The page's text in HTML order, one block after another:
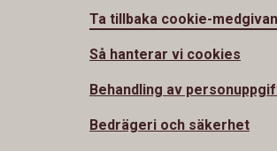
Ta tillbaka cookie-
Så hanterar vi cookies
Behandling av
Bedrägeri och säkerhet